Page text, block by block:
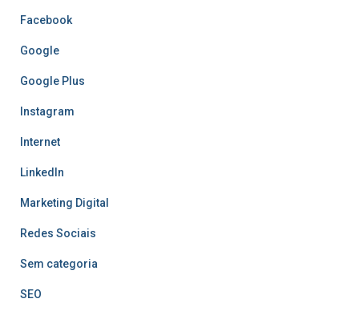
Facebook
Google
Google Plus
Instagram
Internet
LinkedIn
Marketing Digital
Redes Sociais
Sem categoria
SEO